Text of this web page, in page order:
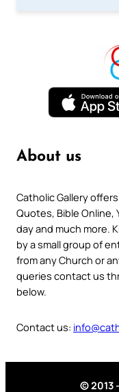
About us
Catholic Gallery
Quotes, Bible Online,
day and much more.
by a small group of
from any Church or
queries contact us
below.
Contact us:
© 2013